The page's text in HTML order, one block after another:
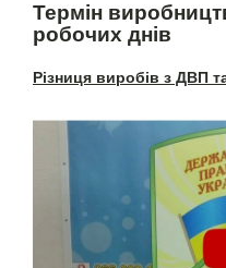
Термін
робочих днів
Різниця виробів з ДВП